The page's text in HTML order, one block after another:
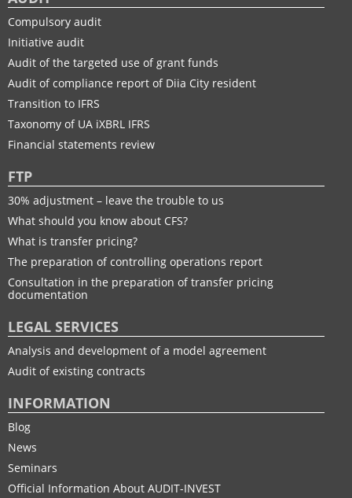
Compulsory audit
Initiative audit
Audit of the targeted use of grant funds
Audit of compliance report of Diia City resident
Transition to IFRS
Taxonomy of UA іXBRL IFRS
Financial statements review
FTP
30% adjustment – leave the trouble to us
What should you know about CFS?
What is transfer pricing?
The preparation of controlling operations report
Consultation in the preparation of transfer pricing
documentation
LEGAL SERVICES
Analysis and development of a model agreement
Audit of existing contracts
INFORMATION
Blog
News
Seminars
Official Information About AUDIT-INVEST